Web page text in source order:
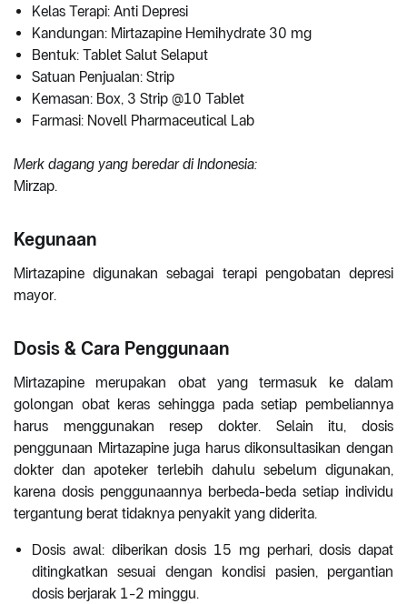
Kelas Terapi: Anti Depresi
Kandungan: Mirtazapine Hemihydrate 30 mg
Bentuk: Tablet Salut Selaput
Satuan Penjualan: Strip
Kemasan: Box, 3 Strip @10 Tablet
Farmasi: Novell Pharmaceutical Lab
Merk dagang yang beredar di Indonesia:
Mirzap.
Kegunaan
Mirtazapine digunakan sebagai terapi pengobatan depresi
mayor.
Dosis & Cara Penggunaan
Mirtazapine merupakan obat yang termasuk ke dalam
golongan obat keras sehingga pada setiap pembeliannya
harus menggunakan resep dokter. Selain itu, dosis
penggunaan Mirtazapine juga harus dikonsultasikan dengan
dokter dan apoteker terlebih dahulu sebelum digunakan,
karena dosis penggunaannya berbeda-beda setiap individu
tergantung berat tidaknya penyakit yang diderita.
Dosis awal: diberikan dosis 15 mg perhari, dosis dapat
ditingkatkan sesuai dengan kondisi pasien, pergantian
dosis berjarak 1-2 minggu.